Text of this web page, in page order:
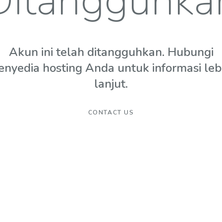
Akun ini telah ditangguhkan. Hubungi
hosting Anda untuk informasi
lanjut.
CONTACT US